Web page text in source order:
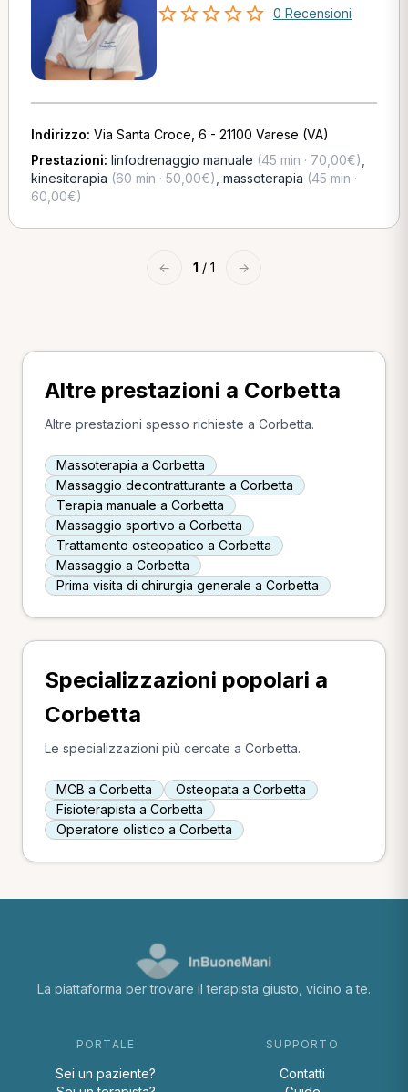
0 Recensioni
Indirizzo: Via Santa Croce, 6 - 21100 Varese (VA)
Prestazioni: linfodrenaggio manuale (45 min · 70,00€)
kinesiterapia (60 min · 50,00€) massoterapia (45 min ·
60,00€)
← 1 / 1 →
Altre prestazioni a Corbetta
Altre prestazioni spesso richieste a Corbetta.
Massoterapia a Corbetta
Massaggio decontratturante a Corbetta
Terapia manuale a Corbetta
Massaggio sportivo a Corbetta
Trattamento osteopatico a Corbetta
Massaggio a Corbetta
Prima visita di chirurgia generale a Corbetta
Specializzazioni popolari a
Corbetta
Le specializzazioni più cercate a Corbetta.
MCB a Corbetta
Osteopata a Corbetta
Fisioterapista a Corbetta
Operatore olistico a Corbetta
La piattaforma per trovare il terapista giusto, vicino a te.
PORTALE
Sei un paziente?
SUPPORTO
Contatti